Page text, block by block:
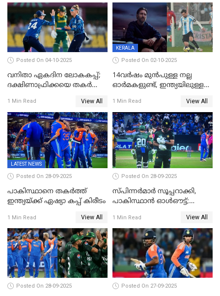
Posted On 04-10-2025
വനിതാ ഏകദിന ലോകകപ്പ്;
ദക്ഷിണാഫ്രിക്കയെ തകർത്ത്
1 Min Read View All
KERALA
Posted On 02-10-2025
14വർഷം മുൻപുള്ള നല്ല
ഓർമകളുണ്ട്, ഇന്ത്യയിലുള്ള
കാത്തിരിക്കുന്നു; വരവ്
സ്ഥിരീകരിച്ച് മെസി
1 Min Read View All
LATEST NEWS
Posted On 28-09-2025
പാകിസ്ഥാനെ തകർത്ത്
ഇന്ത്യയ്ക്ക് ഏഷ്യാ കപ്പ് കിരീടം
1 Min Read View All
Posted On 28-09-2025
സ്പിന്നർമാർ സൂപ്പറാക്കി,
പാകിസ്ഥാൻ ഓൾഔട്ട്;
വിജയലക്ഷ്യം, കുൽദീപിന് 4
വിക്കറ്റ്
1 Min Read View All
Posted On 28-09-2025 Posted On 27-09-2025